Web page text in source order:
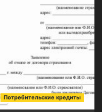
Потребительские кредиты